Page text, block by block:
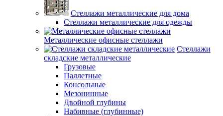
Стеллажи металлические для дома
Стеллажи металлические для одежды
Металлические офисные стеллажи
Стеллажи
складские металлические
Грузовые
Паллетные
Консольные
Мезонинные
Двойной глубины
Набивные (глубинные)